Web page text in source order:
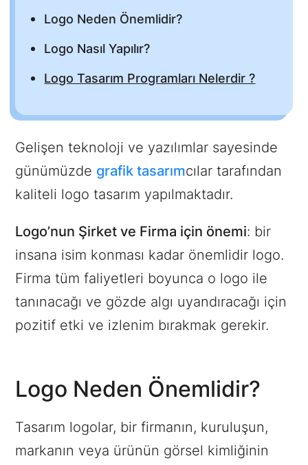
Logo Neden Önemlidir?
Logo Nasıl Yapılır?
Logo Tasarım Programları Nelerdir ?
Gelişen teknoloji ve yazılımlar sayesinde
günümüzde grafik tasarımcılar tarafından
kaliteli logo tasarım yapılmaktadır.
Logo’nun Şirket ve Firma için önemi: bir
insana isim konması kadar önemlidir logo.
Firma tüm faliyetleri boyunca o logo ile
tanınacağı ve gözde algı uyandıracağı için
pozitif etki ve izlenim bırakmak gerekir.
Logo Neden Önemlidir?
Tasarım logolar, bir firmanın, kuruluşun,
markanın veya ürünün görsel kimliğinin